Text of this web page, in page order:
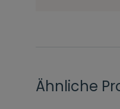
Ähnliche